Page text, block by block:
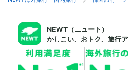
NEWT（ニュート）
かしこい、おトク、旅行